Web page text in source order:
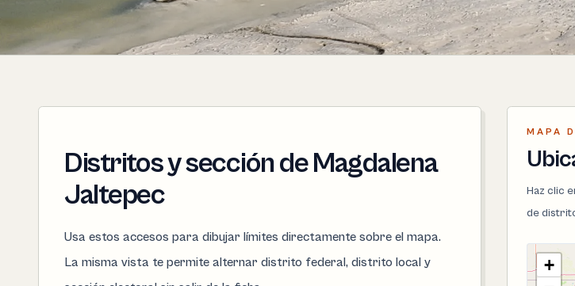
Distritos y sección de Magdalena
Jaltepec
Usa estos accesos para dibujar límites directamente sobre el mapa.
La misma vista te permite alternar distrito federal, distrito local y
MAPA
Haz clic
de
+